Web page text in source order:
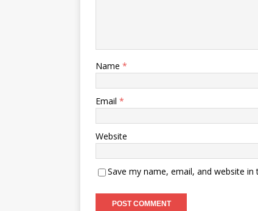
Name *
Email *
Website
Save my name, email, and website